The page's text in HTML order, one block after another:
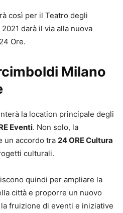
così per il Teatro degli
darà il via alla nuova
Ore.
Milano
la location principale degli
Eventi. Non solo, la
un accordo tra 24 ORE Cultura
culturali.
quindi per ampliare la
città e proporre un nuovo
fruizione di eventi e iniziative